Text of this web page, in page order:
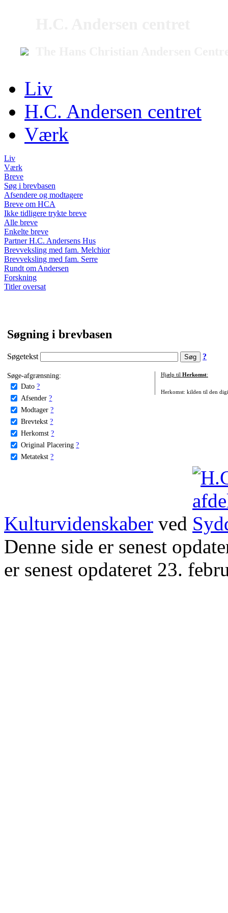
Liv
H.C. Andersen centret
Værk
Liv
Værk
Breve
Søg i brevbasen
Afsendere og modtagere
Breve om HCA
Ikke tidligere trykte breve
Alle breve
Enkelte breve
Partner H.C. Andersens Hus
Brevveksling med fam. Melchior
Brevveksling med fam. Serre
Rundt om Andersen
Forskning
Titler oversat
Søgning i brevbasen
Søgetekst ?
Søge-afgrænsning:
Dato ?
Afsender ?
Modtager ?
Brevtekst ?
Herkomst ?
Original Placering ?
Metatekst ?
Hjælp til Herkomst:
Herkomst: kilden til den
Kulturvidenskaber ved
Denne side er senest
er senest opdateret 23.